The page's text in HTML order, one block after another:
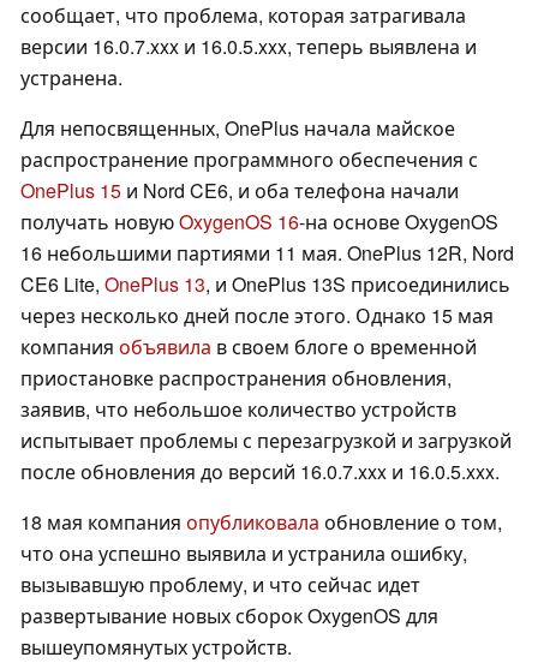
сообщает, что проблема, которая затрагивала
версии 16.0.7.xxx и 16.0.5.xxx, теперь выявлена и
устранена.
Для непосвященных, OnePlus начала майское
распространение программного обеспечения с
OnePlus 15 и Nord CE6, и оба телефона начали
получать новуюOxygenOS 16-на основе OxygenOS
16 небольшими партиями 11 мая. OnePlus 12R, Nord
CE6 Lite, OnePlus 13, и OnePlus 13S присоединились
через несколько дней после этого. Однако 15 мая
компания объявила в своем блоге о временной
приостановке распространения обновления,
заявив, что небольшое количество устройств
испытывает проблемы с перезагрузкой и загрузкой
после обновления до версий 16.0.7.xxx и 16.0.5.xxx.
18 мая компания опубликовала обновление о том,
что она успешно выявила и устранила ошибку,
вызывавшую проблему, и что сейчас идет
развертывание новых сборок OxygenOS для
вышеупомянутых устройств.